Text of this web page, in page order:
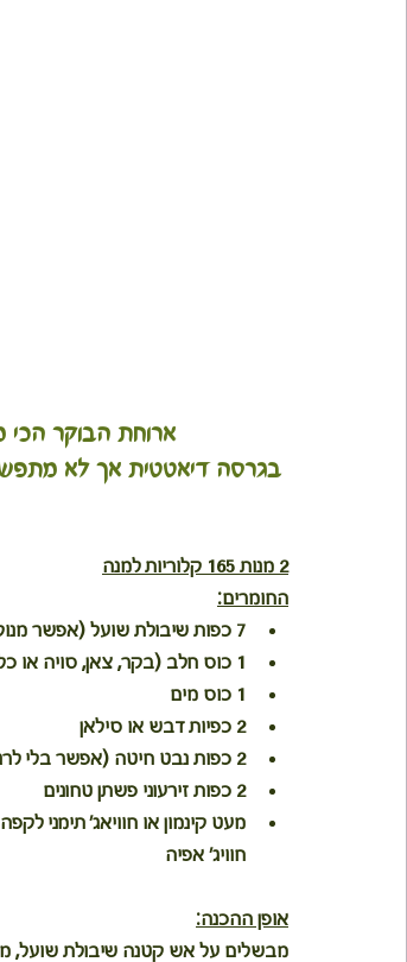
ארוחת הבוקר
בגרסה דיאטטית אך לא
2 מנות 165 קלוריות למנה
החומרים:
7 כפות שיבולת שועל (אפשר מנוקה מגלוטן לרגישים)
1 כוס חלב (בקר, צאן, סויה או כל תחליף חלב אחר)
1 כוס מים
2 כפיות דבש או סילאן
2 כפות נבט חיטה (אפשר בלי לרגישים לגלוטן, או להחליף באבקות בטעמים כמו חרובים)
2 כפות זירעוני פשתן טחונים
מעט קינמון או חוויאג' תימני
חוויג' אפיה
אופן ההכנה:
מבשלים על אש קטנה שיבולת שועל,